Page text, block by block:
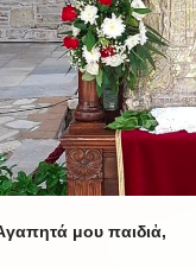
μου παιδιἀ,